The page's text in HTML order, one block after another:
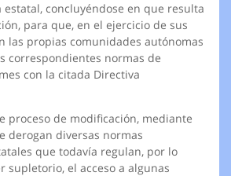
concluyéndose en que resulta
para que, en el ejercicio de sus
las propias comunidades autónomas
correspondientes normas de
con la citada Directiva
proceso de modificación, mediante
derogan diversas normas
que todavía regulan, por lo
supletorio, el acceso a algunas